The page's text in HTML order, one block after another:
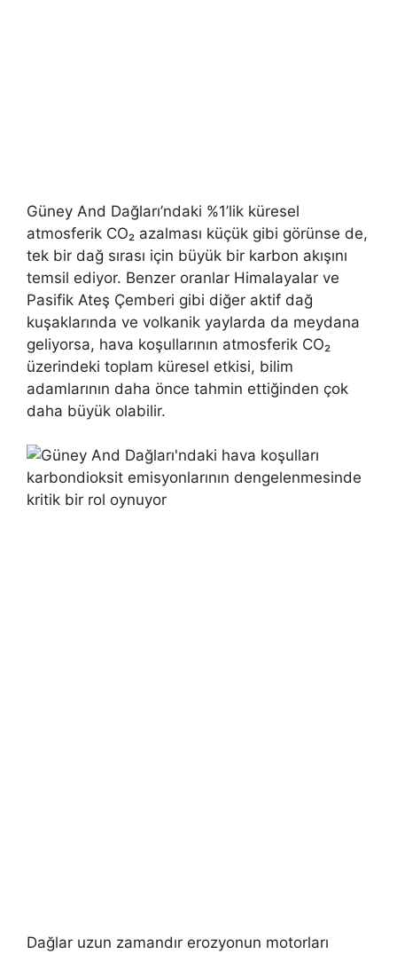
Güney And Dağları’ndaki %1’lik küresel
atmosferik CO₂ azalması küçük gibi görünse de,
tek bir dağ sırası için büyük bir karbon akışını
temsil ediyor. Benzer oranlar Himalayalar ve
Pasifik Ateş Çemberi gibi diğer aktif dağ
kuşaklarında ve volkanik yaylarda da meydana
geliyorsa, hava koşullarının atmosferik CO₂
üzerindeki toplam küresel etkisi, bilim
adamlarının daha önce tahmin ettiğinden çok
daha büyük olabilir.
Dağlar uzun zamandır erozyonun motorları